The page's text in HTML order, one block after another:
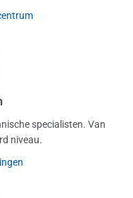
specialisten. Van
niveau.